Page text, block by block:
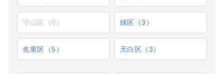
守山区（0） 緑区（3）
名東区（5） 天白区（3）